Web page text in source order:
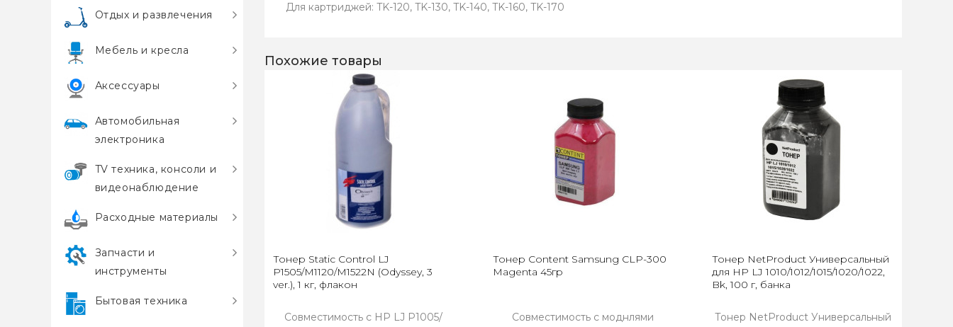
Отдых и развлечения
Мебель и кресла
Аксессуары
Автомобильная
электроника
TV техника, консоли и
видеонаблюдение
Расходные материалы
Запчасти и
инструменты
Бытовая техника
Для картриджей: TK-120, TK-130, TK-140, TK-160, TK-170
Похожие товары
Тонер Static Control LJ
P1505/M1120/M1522N (Odyssey, 3
ver.), 1 кг, флакон
Совместимость с HP LJ P1005/
Тонер Content Samsung CLP-300
Magenta 45гр
Совместимость с моднлями
Тонер NetProduct Универсальный
для HP LJ 1010/1012/1015/1020/1022,
Bk, 100 г, банка
Тонер NetProduct Универсальный